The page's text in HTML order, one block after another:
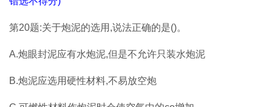
第20题:关于炮泥的选用,说法正确的是()。
A.炮眼封泥应有水炮泥,但是不允许只装水炮泥
B.炮泥应选用硬性材料,不易放空炮